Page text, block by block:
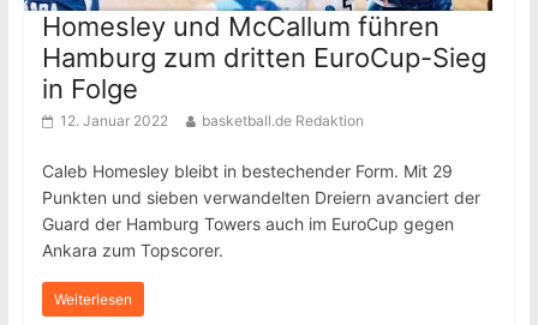
Homesley und McCallum führen
Hamburg zum dritten EuroCup-Sieg
in Folge
12. Januar 2022 basketball.de Redaktion
Caleb Homesley bleibt in bestechender Form. Mit 29
Punkten und sieben verwandelten Dreiern avanciert der
Guard der Hamburg Towers auch im EuroCup gegen
Ankara zum Topscorer.
Weiterlesen